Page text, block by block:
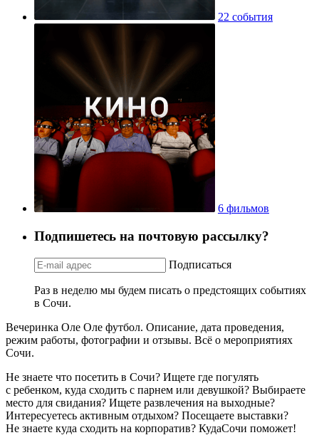
22 события
6 фильмов
Подпишетесь на почтовую рассылку?
Подписаться
Раз в неделю мы будем писать о предстоящих событиях
в Сочи.
Вечеринка Оле Оле футбол. Описание, дата проведения,
режим работы, фотографии и отзывы. Всё о мероприятиях
Сочи.
Не знаете что посетить в Сочи? Ищете где погулять
с ребенком, куда сходить с парнем или девушкой? Выбираете
место для свидания? Ищете развлечения на выходные?
Интересуетесь активным отдыхом? Посещаете выставки?
Не знаете куда сходить на корпоратив? КудаСочи поможет!